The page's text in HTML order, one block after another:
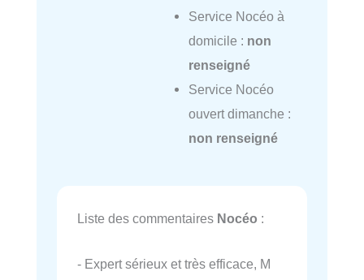
Service Nocéo à
domicile : non
renseigné
Service Nocéo
ouvert dimanche :
non renseigné
Liste des commentaires Nocéo :
- Expert sérieux et très efficace, M